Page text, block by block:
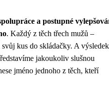
a postupné
. Každý z těch třech mužů –
kus do skládačky. A
jakoukoliv slušnou
jméno jednoho z těch, kteří